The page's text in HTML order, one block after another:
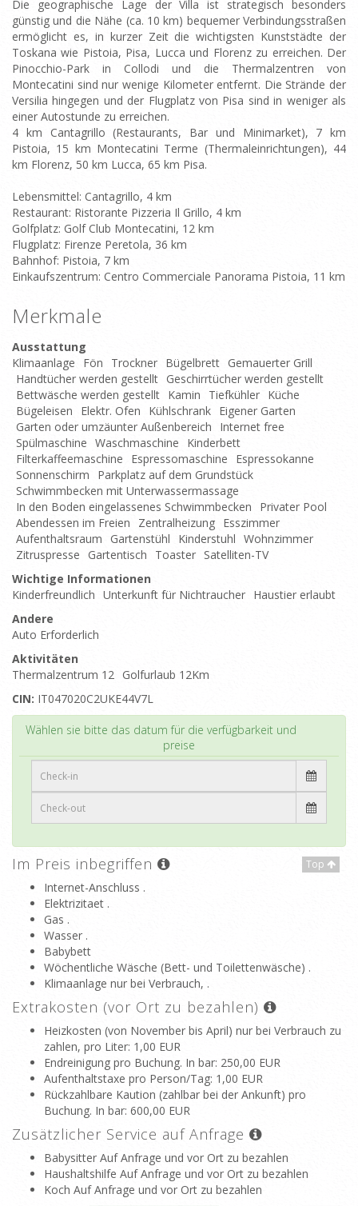
Die geographische Lage der Villa ist strategisch besonders
günstig und die Nähe (ca. 10 km) bequemer Verbindungsstraßen
ermöglicht es, in kurzer Zeit die wichtigsten Kunststädte der
Toskana wie Pistoia, Pisa, Lucca und Florenz zu erreichen. Der
Pinocchio-Park in Collodi und die Thermalzentren von
Montecatini sind nur wenige Kilometer entfernt. Die Strände der
Versilia hingegen und der Flugplatz von Pisa sind in weniger als
einer Autostunde zu erreichen.
4 km Cantagrillo (Restaurants, Bar und Minimarket), 7 km
Pistoia, 15 km Montecatini Terme (Thermaleinrichtungen), 44
km Florenz, 50 km Lucca, 65 km Pisa.
Lebensmittel: Cantagrillo, 4 km
Restaurant: Ristorante Pizzeria Il Grillo, 4 km
Golfplatz: Golf Club Montecatini, 12 km
Flugplatz: Firenze Peretola, 36 km
Bahnhof: Pistoia, 7 km
Einkaufszentrum: Centro Commerciale Panorama Pistoia, 11 km
Merkmale
Ausstattung
Klimaanlage
Fön Trockner Bügelbrett Gemauerter Grill
Handtücher werden gestellt Geschirrtücher werden gestellt
Bettwäsche werden gestellt Kamin Tiefkühler Küche
Bügeleisen
Elektr. Ofen Kühlschrank Eigener Garten
Garten oder umzäunter Außenbereich
Internet free
Spülmaschine Waschmaschine
Kinderbett
Filterkaffeemaschine
Espressomaschine
Espressokanne
Sonnenschirm
Parkplatz auf dem Grundstück
Schwimmbecken mit Unterwassermassage
In den Boden eingelassenes Schwimmbecken
Privater Pool
Abendessen im Freien
Zentralheizung Esszimmer
Aufenthaltsraum Gartenstühl Kinderstuhl Wohnzimmer
Zitruspresse
Gartentisch Toaster Satelliten-TV
Wichtige Informationen
Kinderfreundlich Unterkunft für Nichtraucher Haustier erlaubt
Andere
Auto Erforderlich
Aktivitäten
Thermalzentrum 12 Golfurlaub 12Km
CIN: IT047020C2UKE44V7L
Wählen sie bitte das datum für die verfügbarkeit und
preise
Top
Im Preis inbegriffen
Internet-Anschluss .
Elektrizitaet .
Gas .
Wasser .
Babybett
Wöchentliche Wäsche (Bett- und Toilettenwäsche) .
Klimaanlage nur bei Verbrauch, .
Extrakosten (vor Ort zu bezahlen)
Heizkosten (von November bis April) nur bei Verbrauch zu
zahlen, pro Liter: 1,00 EUR
Endreinigung pro Buchung. In bar: 250,00 EUR
Aufenthaltstaxe pro Person/Tag: 1,00 EUR
Rückzahlbare Kaution (zahlbar bei der Ankunft) pro
Buchung. In bar: 600,00 EUR
Zusätzlicher Service auf Anfrage
Babysitter Auf Anfrage und vor Ort zu bezahlen
Haushaltshilfe Auf Anfrage und vor Ort zu bezahlen
Koch Auf Anfrage und vor Ort zu bezahlen